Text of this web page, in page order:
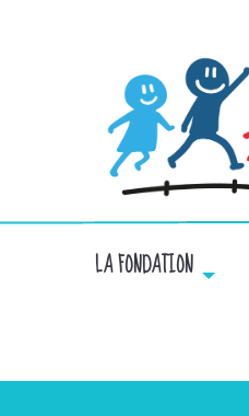
LA FONDATION